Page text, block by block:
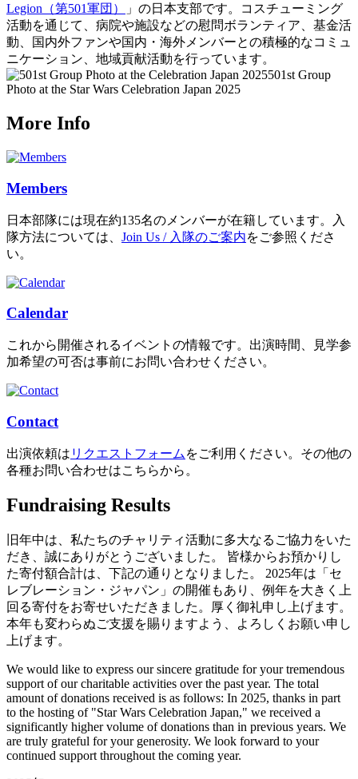
Legion（第501軍団）
」の日本支部です。コスチューミング
活動を通じて、病院や施設などの慰問ボランティア、基金活
動、国内外ファンや国内・海外メンバーとの積極的なコミュ
ニケーション、地域貢献活動を行っています。
501st Group
Photo at the Star Wars Celebration Japan 2025
More Info
Members
日本部隊には現在約135名のメンバーが在籍しています。入
隊方法については、 Join Us / 入隊のご案内をご参照くださ
い。
Calendar
これから開催されるイベントの情報です。出演時間、見学参
加希望の可否は事前にお問い合わせください。
Contact
出演依頼は リクエストフォーム をご利用ください。その他の
各種お問い合わせはこちらから。
Fundraising Results
旧年中は、私たちのチャリティ活動に多大なるご協力をいた
だき、誠にありがとうございました。 皆様からお預かりし
た寄付額合計は、下記の通りとなりました。 2025年は「セ
レブレーション・ジャパン」の開催もあり、例年を大きく上
回る寄付をお寄せいただきました。厚く御礼申し上げます。
本年も変わらぬご支援を賜りますよう、よろしくお願い申し
上げます。
We would like to express our sincere gratitude for your tremendous
support of our charitable activities over the past year. The total
amount of donations received is as follows: In 2025, thanks in part
to the hosting of "Star Wars Celebration Japan," we received a
significantly higher volume of donations than in previous years. We
are truly grateful for your generosity. We look forward to your
continued support throughout the coming year.